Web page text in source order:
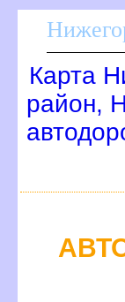
Карта
район,